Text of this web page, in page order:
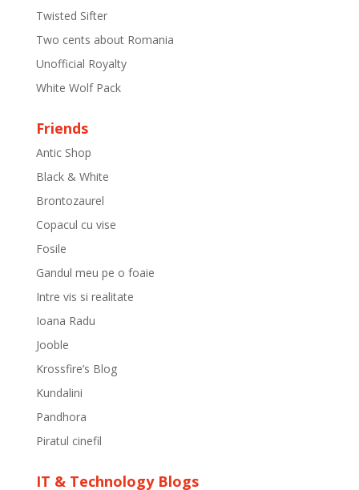
Twisted Sifter
Two cents about Romania
Unofficial Royalty
White Wolf Pack
Friends
Antic Shop
Black & White
Brontozaurel
Copacul cu vise
Fosile
Gandul meu pe o foaie
Intre vis si realitate
Ioana Radu
Jooble
Krossfire’s Blog
Kundalini
Pandhora
Piratul cinefil
IT & Technology Blogs